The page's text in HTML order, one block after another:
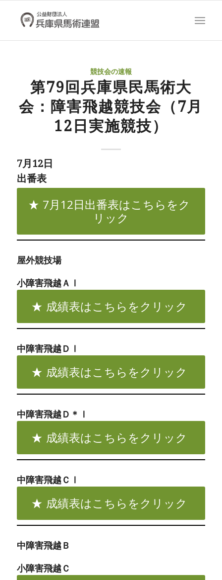
競技会の速報
第79回兵庫県民馬術大
会：障害飛越競技会（7月
12日実施競技）
7月12日
出番表
7月12日出番表はこちらをク
リック
屋外競技場
小障害飛越ＡⅠ
成績表はこちらをクリック
中障害飛越ＤⅠ
成績表はこちらをクリック
中障害飛越Ｄ＊Ⅰ
成績表はこちらをクリック
中障害飛越ＣⅠ
成績表はこちらをクリック
中障害飛越Ｂ
小障害飛越Ｃ